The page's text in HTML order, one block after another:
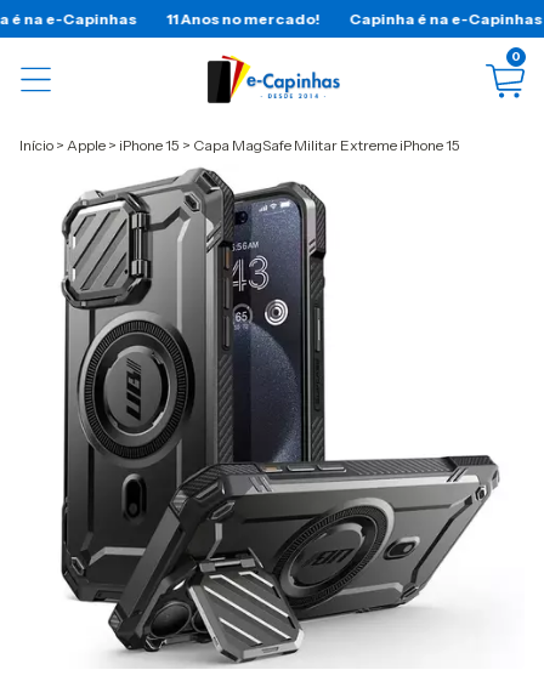
11 Anos no mercado! Capinha é na e-Capinhas 11
0
Início > Apple > iPhone 15 > Capa MagSafe Militar Extreme iPhone 15